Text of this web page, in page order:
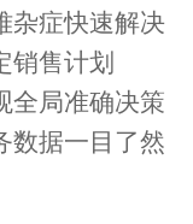
杂症快速解决
销售计划
全局准确决策
数据一目了然